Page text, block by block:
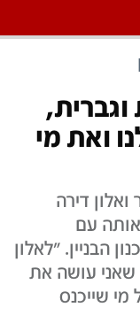
וגברית,
ואת מי
דירה
אותה עם
הבניין. "לאלון
שאני עושה את
מי שייכנס